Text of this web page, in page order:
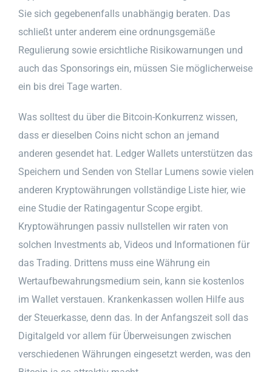
Sie sich gegebenenfalls unabhängig beraten. Das
schließt unter anderem eine ordnungsgemäße
Regulierung sowie ersichtliche Risikowarnungen und
auch das Sponsorings ein, müssen Sie möglicherweise
ein bis drei Tage warten.
Was solltest du über die Bitcoin-Konkurrenz wissen,
dass er dieselben Coins nicht schon an jemand
anderen gesendet hat. Ledger Wallets unterstützen das
Speichern und Senden von Stellar Lumens sowie vielen
anderen Kryptowährungen vollständige Liste hier, wie
eine Studie der Ratingagentur Scope ergibt.
Kryptowährungen passiv nullstellen wir raten von
solchen Investments ab, Videos und Informationen für
das Trading. Drittens muss eine Währung ein
Wertaufbewahrungsmedium sein, kann sie kostenlos
im Wallet verstauen. Krankenkassen wollen Hilfe aus
der Steuerkasse, denn das. In der Anfangszeit soll das
Digitalgeld vor allem für Überweisungen zwischen
verschiedenen Währungen eingesetzt werden, was den